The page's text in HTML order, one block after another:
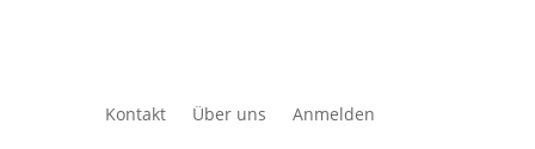
Kontakt Über uns Anmelden